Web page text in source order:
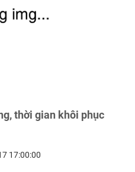
thời gian khôi phục
17:00:00